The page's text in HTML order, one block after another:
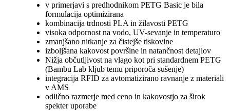
v primerjavi s predhodnikom PETG Basic je bila
formulacija optimizirana
kombinacija trdnosti PLA in žilavosti PETG
visoka odpornost na vodo, UV-sevanje in temperaturo
zmanjšano nitkanje za čistejše tiskovine
izboljšana kakovost površine in natančnost detajlov
Nižja občutljivost na vlago kot pri standardnem PETG
(Bambu Lab kljub temu priporoča sušenje)
integracija RFID za avtomatizirano ravnanje z materiali
v AMS
odlično razmerje med ceno in kakovostjo za širok
spekter uporabe